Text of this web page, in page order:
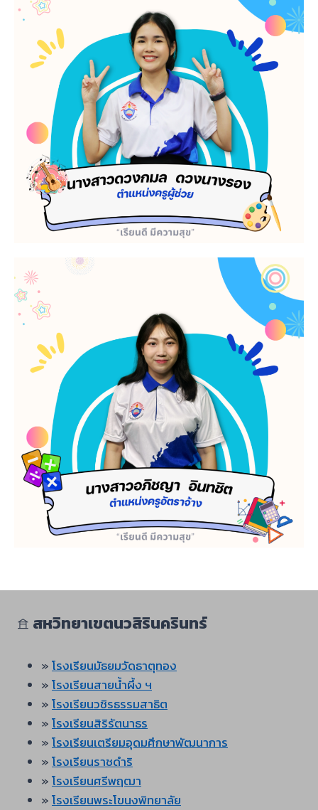
𖠿 สหวิทยาเขตนวสิรินครินทร์
»โรงเรียนมัธยมวัดธาตุทอง
»โรงเรียนสายน้ำผึ้ง ฯ
»โรงเรียนวชิรธรรมสาธิต
»โรงเรียนสิริรัตนาธร
»โรงเรียนเตรียมอุดมศึกษาพัฒนาการ
»โรงเรียนราชดำริ
»โรงเรียนศรีพฤฒา
»โรงเรียนพระโขนงพิทยาลัย